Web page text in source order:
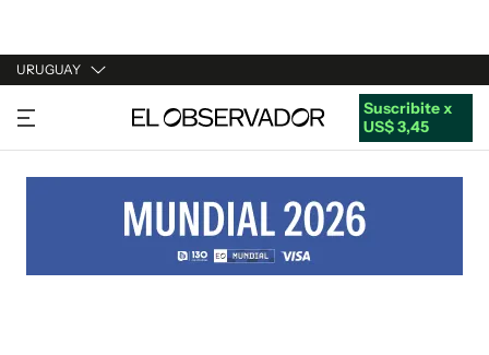
URUGUAY
URUGUAY
ARGENTINA
ESTADOS UNIDOS
Suscribite x
US$ 3,45